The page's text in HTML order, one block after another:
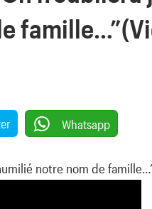
Whatsapp
notre nom de